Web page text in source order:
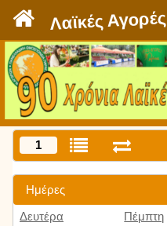
Λαϊκές Αγορές
1
Ημέρες
Δευτέρα
Πέμπτη